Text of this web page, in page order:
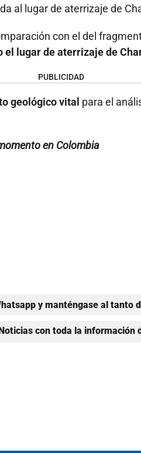
al lugar de aterrizaje de
con el del
lugar de aterrizaje de
PUBLICIDAD
geológico vital para el
en Colombia
y manténgase al tanto
con toda la información